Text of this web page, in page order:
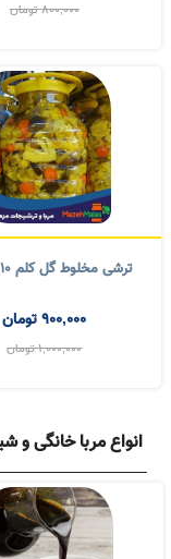
ترشی مخلوط گل کلم ۱۰ کیلویی
900,000تومان
1,000,000 تومان
انواع مربا خانگی و شیره